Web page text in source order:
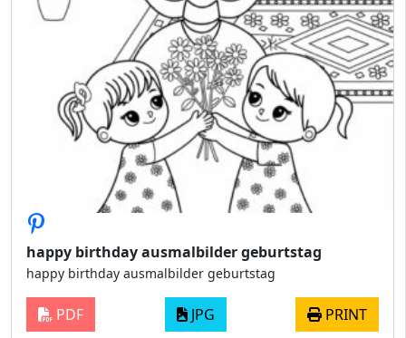
happy birthday ausmalbilder geburtstag
happy birthday ausmalbilder geburtstag
PDF JPG PRINT